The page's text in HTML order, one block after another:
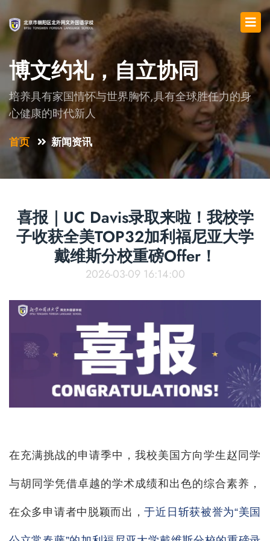
博文约礼，自立协同
培养具有家国情怀与世界胸怀,具有全球胜任力的身
心健康的时代新人
首页 新闻资讯
喜报｜UC Davis录取来啦！我校学
子收获全美TOP32加利福尼亚大学
戴维斯分校重磅offer！
2026-03-09 16:14:00
在充满挑战的申请季中，我校美国方向学生赵同学
与胡同学凭借卓越的学术成绩和出色的综合素养，
在众多申请者中脱颖而出，于近日斩获被誉为“美国